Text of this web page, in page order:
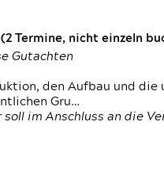
Termine, nicht einzeln
Gutachten
den Aufbau und die
Gru…
im Anschluss an die